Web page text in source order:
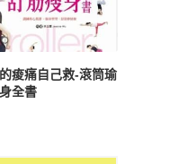
痠痛自己救-滾筒瑜
全書